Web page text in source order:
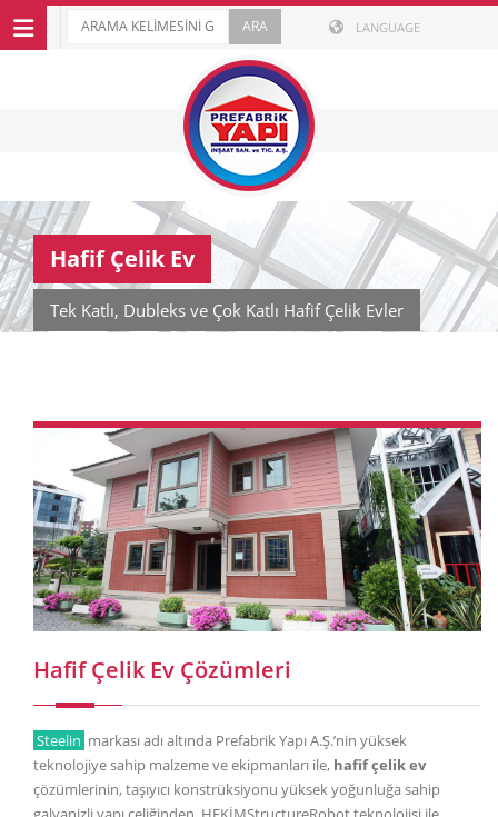
LANGUAGE
Hafif Çelik Ev
Tek Katlı, Dubleks ve Çok Katlı Hafif Çelik Evler
Hafif Çelik Ev Çözümleri
Steelin markası adı altında Prefabrik Yapı A.Ş.’nin yüksek
teknolojiye sahip malzeme ve ekipmanları ile, hafif çelik ev
çözümlerinin, taşıyıcı konstrüksiyonu yüksek yoğunluğa sahip